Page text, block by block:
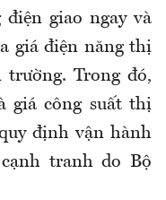
giao ngay và
giá điện năng thị
Trong đó,
giá công suất thị
định vận hành
tranh do Bộ